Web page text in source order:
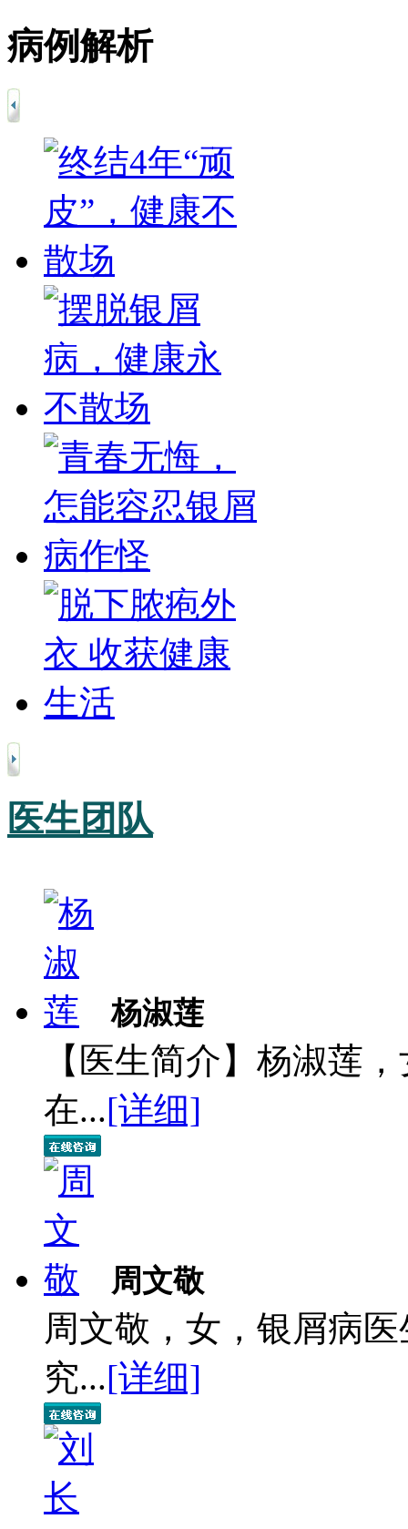
病例解析
医生团队
杨淑莲
【医生简介】杨淑莲
在...[详细]
周文敬
周文敬，女，银屑病
究...[详细]